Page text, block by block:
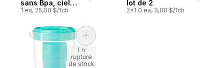
sans Bpa, ciel
nocturne
1 ea, 25,00 $/1ch
lot de 2
2x1.0 ea, 3,00 $/1ch
Ajouter Pichet avec 4 gobelets au panier
En
rupture
de stock